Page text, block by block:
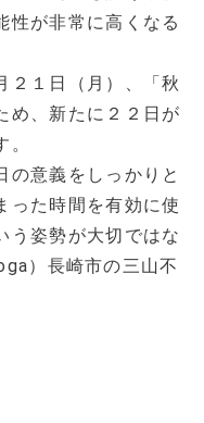
性が非常に高くなる
２１日（月）、「秋
め、新たに２２日が
の意義をしっかりと
った時間を有効に使
う姿勢が大切ではな
）長崎市の三山不